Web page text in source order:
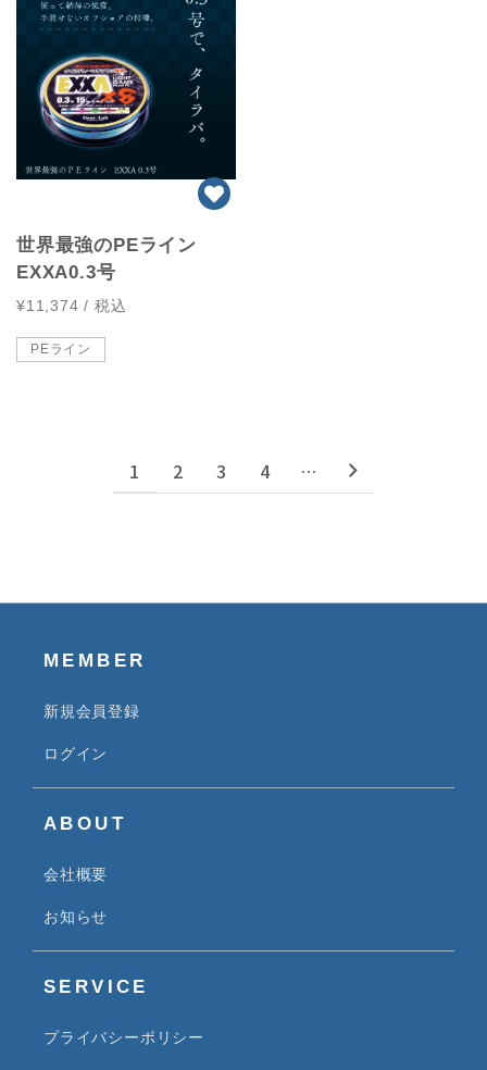
世界最強のPEライン
EXXA0.3号
¥11,374 / 税込
PEライン
1 2 3 4 …
MEMBER
新規会員登録
ログイン
ABOUT
会社概要
お知らせ
SERVICE
プライバシーポリシー